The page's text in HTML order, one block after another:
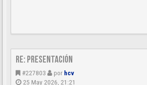
Re: Presentación
#227803 por hcv
25 May 2026, 21:21